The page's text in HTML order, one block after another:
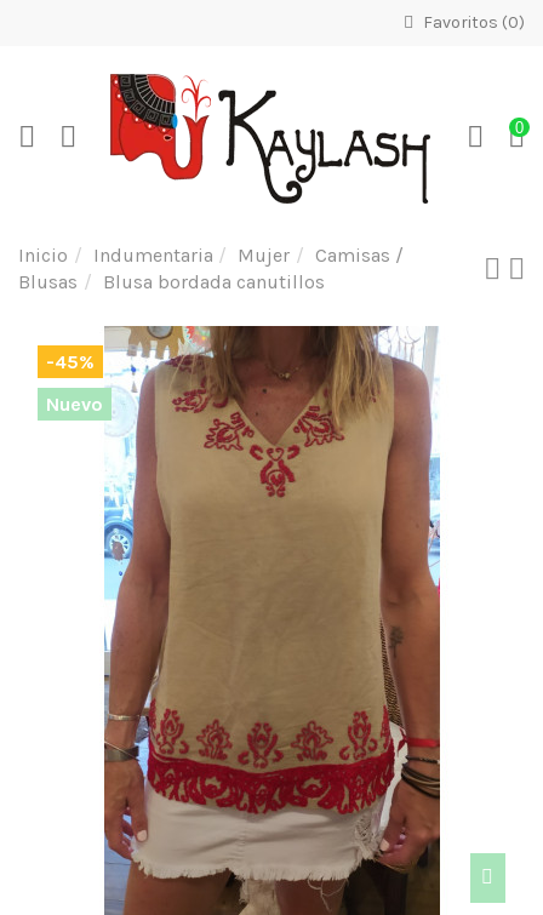
Favoritos (0)
0
Inicio Indumentaria Mujer
Camisas /
Blusas
Blusa bordada canutillos
-45%
Nuevo